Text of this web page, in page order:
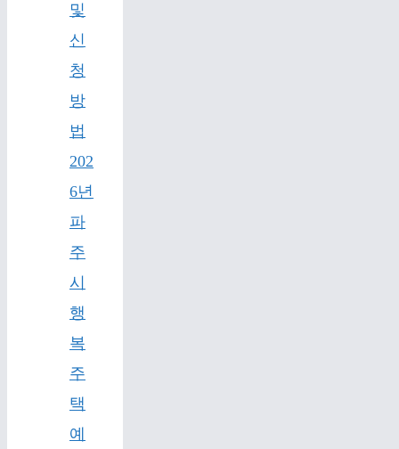
및
신
청
방
법
202
6년
파
주
시
행
복
주
택
예